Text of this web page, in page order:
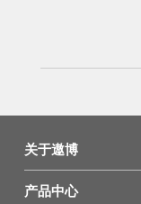
关于遨博
产品中心